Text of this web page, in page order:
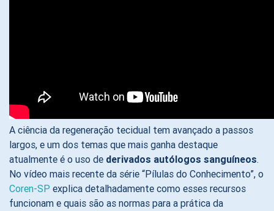
A ciência da regeneração tecidual tem avançado a passos
largos, e um dos temas que mais ganha destaque
atualmente é o uso de derivados autólogos sanguíneos.
No vídeo mais recente da série “Pílulas do Conhecimento”, o
Coren-SP explica detalhadamente como esses recursos
funcionam e quais são as normas para a prática da